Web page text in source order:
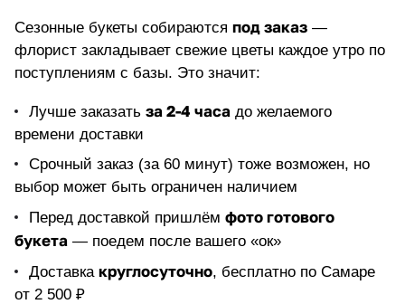
Сезонные букеты собираются под заказ —
флорист закладывает свежие цветы каждое утро по
поступлениям с базы. Это значит:
Лучше заказать за 2-4 часа до желаемого
времени доставки
Срочный заказ (за 60 минут) тоже возможен, но
выбор может быть ограничен наличием
Перед доставкой пришлём фото готового
букета — поедем после вашего «ок»
Доставка круглосуточно, бесплатно по Самаре
от 2 500 ₽